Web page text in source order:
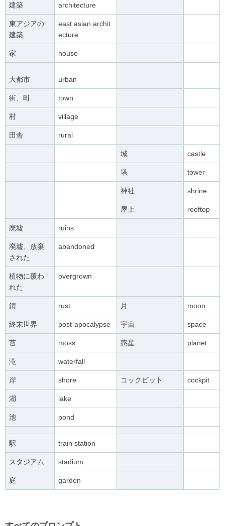
建築 architecture
東アジアの
建築
east asian archit
ecture
家 house
大都市 urban
街、町 town
村 village
田舎 rural
城 castle
塔 tower
神社 shrine
屋上 rooftop
廃墟 ruins
廃墟、放棄
された
abandoned
植物に覆わ
れた
overgrown
錆 rust 月 moon
終末世界 post-apocalypse 宇宙 space
苔 moss 惑星 planet
滝 waterfall
岸 shore コックピット cockpit
湖 lake
池 pond
駅 train station
スタジアム stadium
庭 garden